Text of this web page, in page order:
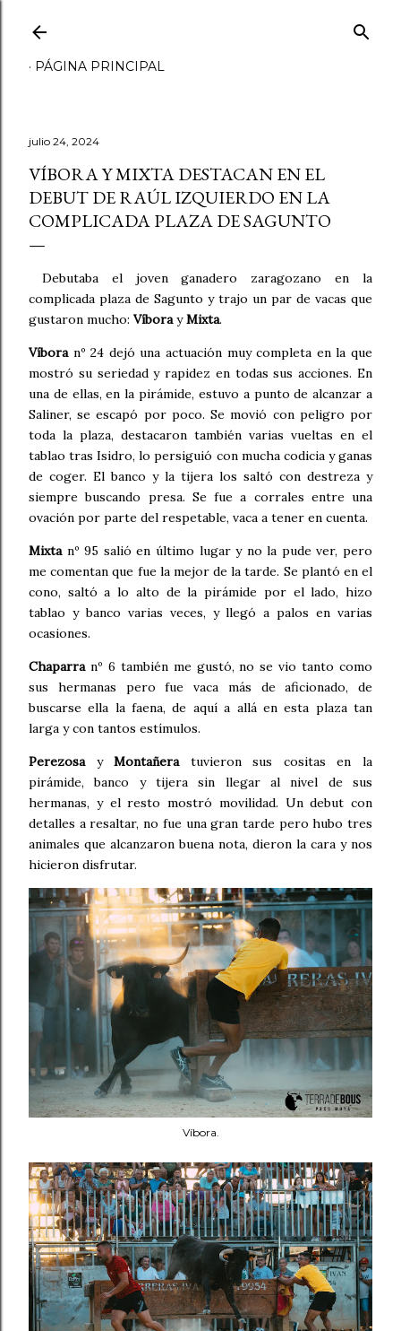
PÁGINA PRINCIPAL
julio 24, 2024
VÍBORA Y MIXTA DESTACAN EN EL
DEBUT DE RAÚL IZQUIERDO EN LA
COMPLICADA PLAZA DE SAGUNTO
Debutaba el joven ganadero zaragozano en la
complicada plaza de Sagunto y trajo un par de vacas que
gustaron mucho: VíborayMixta.
Víbora nº 24 dejó una actuación muy completa en la que
mostró su seriedad y rapidez en todas sus acciones. En
una de ellas, en la pirámide, estuvo a punto de alcanzar a
Saliner, se escapó por poco. Se movió con peligro por
toda la plaza, destacaron también varias vueltas en el
tablao tras Isidro, lo persiguió con mucha codicia y ganas
de coger. El banco y la tijera los saltó con destreza y
siempre buscando presa. Se fue a corrales entre una
ovación por parte del respetable, vaca a tener en cuenta.
Mixta nº 95 salió en último lugar y no la pude ver, pero
me comentan que fue la mejor de la tarde. Se plantó en el
cono, saltó a lo alto de la pirámide por el lado, hizo
tablao y banco varias veces, y llegó a palos en varias
ocasiones.
Chaparra nº 6 también me gustó, no se vio tanto como
sus hermanas pero fue vaca más de aficionado, de
buscarse ella la faena, de aquí a allá en esta plaza tan
larga y con tantos estímulos.
Perezosa yMontañera tuvieron sus cositas en la
pirámide, banco y tijera sin llegar al nivel de sus
hermanas, y el resto mostró movilidad. Un debut con
detalles a resaltar, no fue una gran tarde pero hubo tres
animales que alcanzaron buena nota, dieron la cara y nos
hicieron disfrutar.
Víbora.